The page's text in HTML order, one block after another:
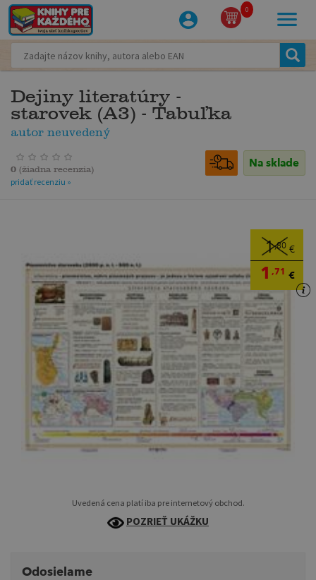
0
Dejiny literatúry -
starovek (A3) - Tabuľka
autor neuvedený
Na sklade
0 (žiadna recenzia)
pridať recenziu »
1,80 €
1,71 €
Uvedená cena platí iba pre internetový obchod.
POZRIEŤ UKÁŽKU
Odosielame